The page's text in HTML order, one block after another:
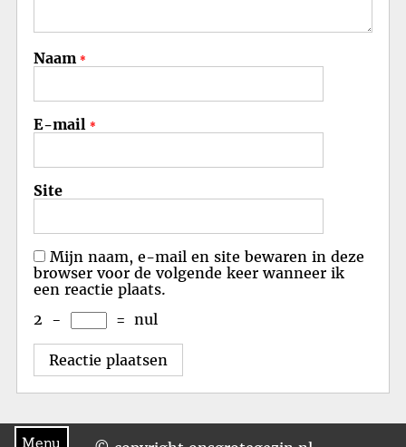
Menu
Naam *
E-mail *
Site
Mijn naam, e-mail en site bewaren in deze
browser voor de volgende keer wanneer ik
een reactie plaats.
2 − = nul